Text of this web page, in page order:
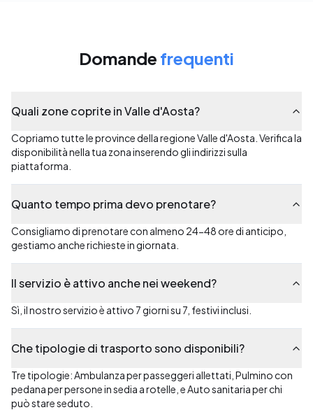
Domande frequenti
Quali zone coprite in Valle d'Aosta?
Copriamo tutte le province della regione Valle d'Aosta. Verifica la
disponibilità nella tua zona inserendo gli indirizzi sulla
piattaforma.
Quanto tempo prima devo prenotare?
Consigliamo di prenotare con almeno 24-48 ore di anticipo,
gestiamo anche richieste in giornata.
Il servizio è attivo anche nei weekend?
Sì, il nostro servizio è attivo 7 giorni su 7, festivi inclusi.
Che tipologie di trasporto sono disponibili?
Tre tipologie: Ambulanza per passeggeri allettati, Pulmino con
pedana per persone in sedia a rotelle, e Auto sanitaria per chi
può stare seduto.